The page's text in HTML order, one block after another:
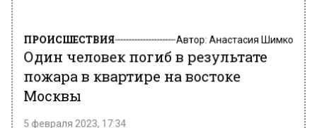
ПРОИСШЕСТВИЯ Автор: Анастасия Шимко
Один человек погиб в результате
пожара в квартире на востоке
Москвы
5 февраля 2023, 17:34